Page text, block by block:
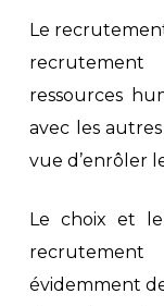
Le
ressources
avec les
vue d’enrôler
Le choix et
évidemment